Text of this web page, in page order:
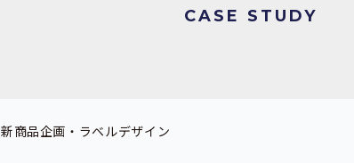
CASE STUDY
新商品企画・ラベルデザイン